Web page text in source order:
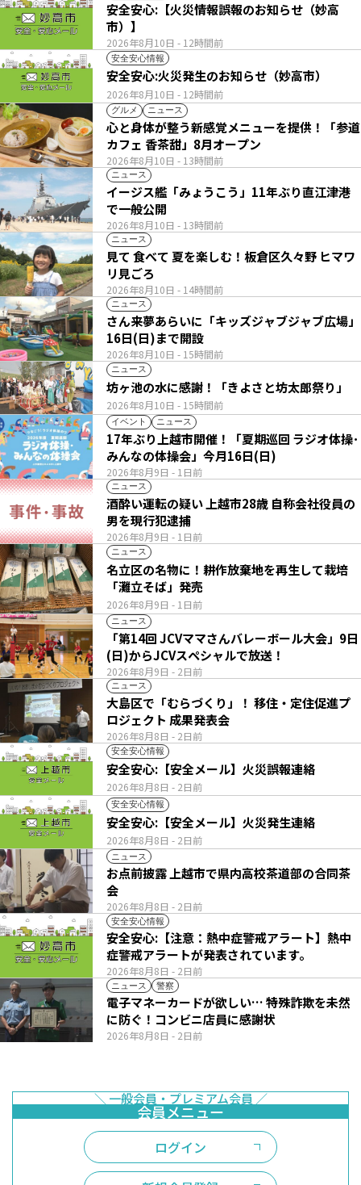
2026年8月10日 - 12時間前
安全安心:【火災情報誤報のお知らせ（妙高
市）】
安全安心情報
2026年8月10日 - 12時間前
安全安心:火災発生のお知らせ（妙高市）
グルメ ニュース
2026年8月10日 - 13時間前
心と身体が整う新感覚メニューを提供！「参道
カフェ 香茶甜」8月オープン
ニュース
2026年8月10日 - 13時間前
イージス艦「みょうこう」11年ぶり直江津港
で一般公開
ニュース
2026年8月10日 - 14時間前
見て 食べて 夏を楽しむ！板倉区久々野 ヒマワ
リ見ごろ
ニュース
2026年8月10日 - 15時間前
さん来夢あらいに「キッズジャブジャブ広場」
16日(日)まで開設
ニュース
2026年8月10日 - 15時間前
坊ヶ池の水に感謝！「きよさと坊太郎祭り」
イベント ニュース
2026年8月9日 - 1日前
17年ぶり上越市開催！「夏期巡回 ラジオ体操･
みんなの体操会」今月16日(日)
ニュース
2026年8月9日 - 1日前
酒酔い運転の疑い 上越市28歳 自称会社役員の
男を現行犯逮捕
ニュース
2026年8月9日 - 1日前
名立区の名物に！耕作放棄地を再生して栽培
「灘立そば」発売
ニュース
2026年8月9日 - 2日前
「第14回 JCVママさんバレーボール大会」9日
(日)からJCVスペシャルで放送！
ニュース
2026年8月8日 - 2日前
大島区で「むらづくり」！ 移住・定住促進プ
ロジェクト 成果発表会
安全安心情報
2026年8月8日 - 2日前
安全安心:【安全メール】火災誤報連絡
安全安心情報
2026年8月8日 - 2日前
安全安心:【安全メール】火災発生連絡
ニュース
2026年8月8日 - 2日前
お点前披露 上越市で県内高校茶道部の合同茶
会
安全安心情報
2026年8月8日 - 2日前
安全安心:【注意：熱中症警戒アラート】熱中
症警戒アラートが発表されています。
ニュース 警察
2026年8月8日 - 2日前
電子マネーカードが欲しい… 特殊詐欺を未然
に防ぐ！コンビニ店員に感謝状
ログイン